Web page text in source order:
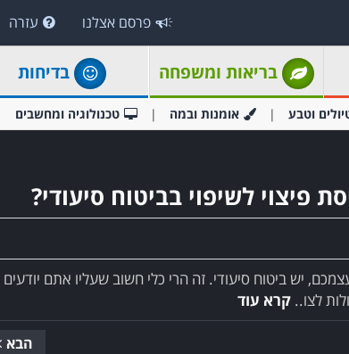
פרסם אצלנו עזרה
בריאות ומשפחה בדיחות
וטבע אומנות ובמה טכנולוגיה ומחשבים
פיצוי לשיפוי בביטוח סיעודי?
יש ביטוח סיעודי. זה הרי כלי חשוב שעליו אתם יודעים
לצו.. קרא עוד
הבא